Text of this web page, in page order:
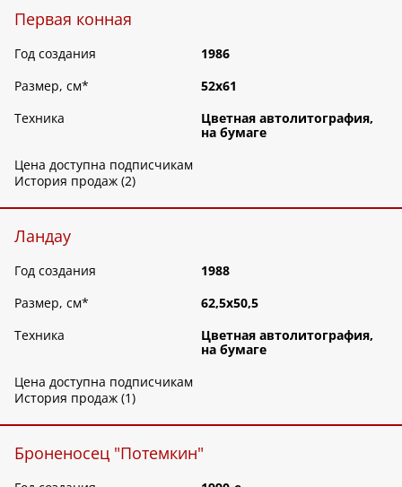
Первая конная
Год создания
1986
Размер, см*
52х61
Техника
Цветная автолитография,
на бумаге
Цена доступна подписчикам
История продаж (2)
Ландау
Год создания
1988
Размер, см*
62,5х50,5
Техника
Цветная автолитография,
на бумаге
Цена доступна подписчикам
История продаж (1)
Броненосец "Потемкин"